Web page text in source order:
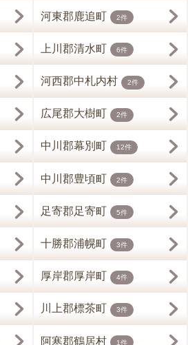
河東郡鹿追町 2件
上川郡清水町 6件
河西郡中札内村 2件
広尾郡大樹町 2件
中川郡幕別町 12件
中川郡豊頃町 2件
足寄郡足寄町 5件
十勝郡浦幌町 3件
厚岸郡厚岸町 4件
川上郡標茶町 3件
阿寒郡鶴居村 1件